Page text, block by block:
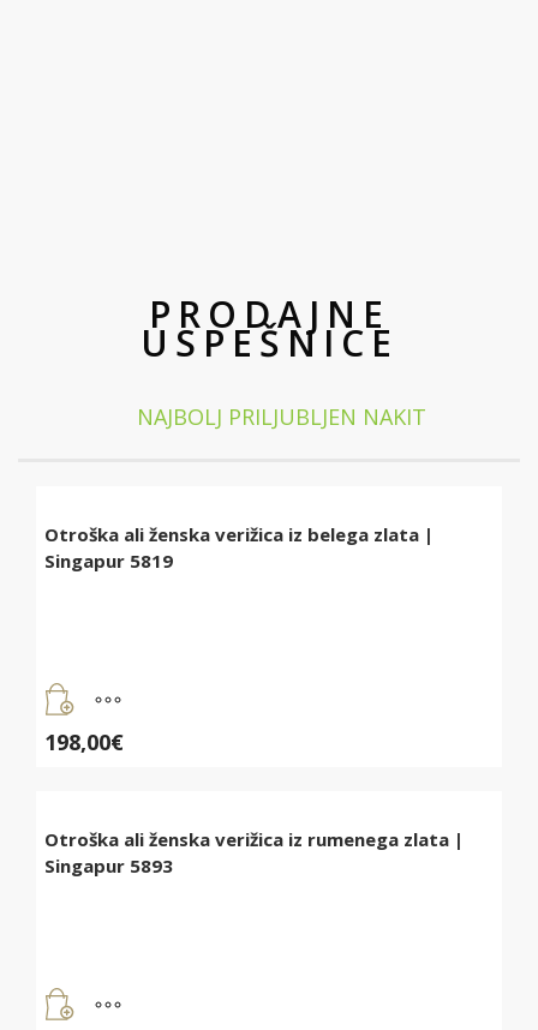
PRODAJNE
USPEŠNICE
NAJBOLJ PRILJUBLJEN NAKIT
Otroška ali ženska verižica iz belega zlata |
Singapur 5819
198,00€
Otroška ali ženska verižica iz rumenega zlata |
Singapur 5893